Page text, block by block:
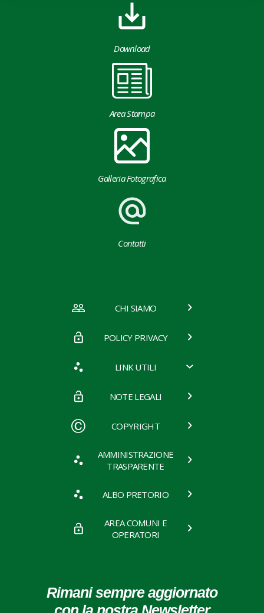
Download
Area Stampa
Galleria Fotografica
Contatti
CHI SIAMO
POLICY PRIVACY
LINK UTILI
NOTE LEGALI
COPYRIGHT
AMMINISTRAZIONE
TRASPARENTE
ALBO PRETORIO
AREA COMUNI E
OPERATORI
Rimani sempre aggiornato